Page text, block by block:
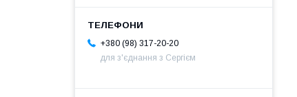
+380 (98) 317-20-20
для з'єднання з Сергієм